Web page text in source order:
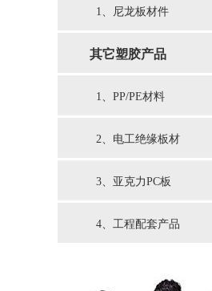
1、尼龙板材件
其它塑胶产品
1、PP/PE材料
2、电工绝缘板材
3、亚克力PC板
4、工程配套产品